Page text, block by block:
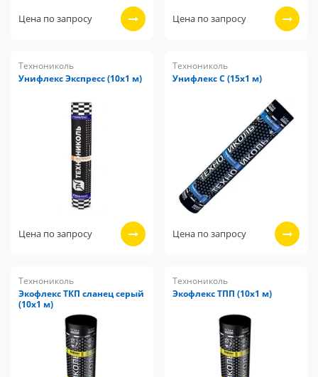
Цена по запросу Цена по запросу
Технониколь
Унифлекс Экспресс (10х1 м)
Цена по запросу
Технониколь
Унифлекс С (15х1 м)
Цена по запросу
Технониколь
Экофлекс ТКП сланец серый
(10х1 м)
Технониколь
Экофлекс ТПП (10х1 м)